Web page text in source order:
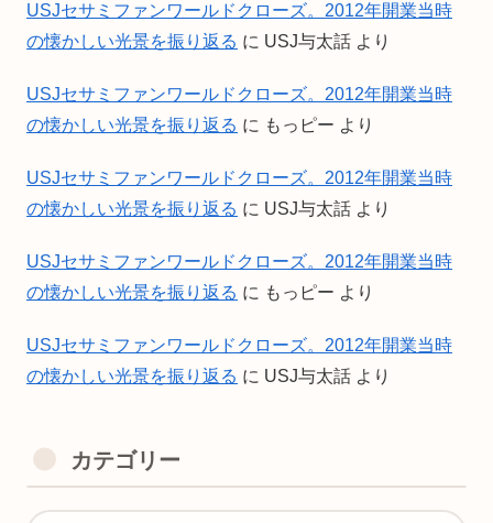
USJセサミファンワールドクローズ。2012年開業当時
の懐かしい光景を振り返る に USJ与太話 より
USJセサミファンワールドクローズ。2012年開業当時
の懐かしい光景を振り返る に もっピー より
USJセサミファンワールドクローズ。2012年開業当時
の懐かしい光景を振り返る に USJ与太話 より
USJセサミファンワールドクローズ。2012年開業当時
の懐かしい光景を振り返る に もっピー より
USJセサミファンワールドクローズ。2012年開業当時
の懐かしい光景を振り返る に USJ与太話 より
カテゴリー